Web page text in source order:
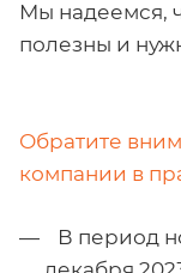
Мы надеемся,
полезны и
Обратите
компании в
В период